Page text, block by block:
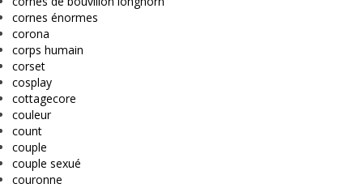
cornes énormes
corona
corps humain
corset
cosplay
cottagecore
couleur
count
couple
couple sexué
couronne